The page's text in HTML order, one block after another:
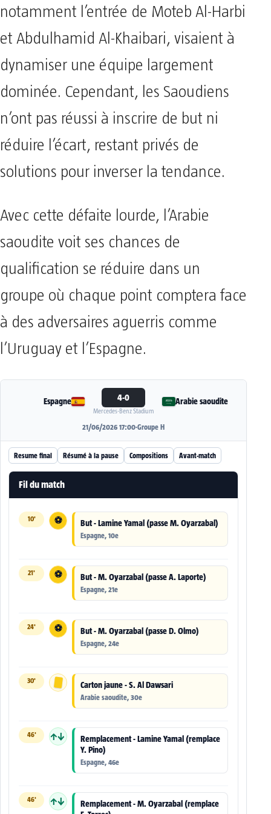
notamment l’entrée de Moteb Al-Harbi
et Abdulhamid Al-Khaibari, visaient à
dynamiser une équipe largement
dominée. Cependant, les Saoudiens
n’ont pas réussi à inscrire de but ni
réduire l’écart, restant privés de
solutions pour inverser la tendance.
Avec cette défaite lourde, l’Arabie
saoudite voit ses chances de
qualification se réduire dans un
groupe où chaque point comptera face
à des adversaires aguerris comme
l’Uruguay et l’Espagne.
Espagne 4-0
Mercedes-Benz Stadium
Arabie saoudite
21/06/2026 17:00·Groupe H
Resume final Résumé à la pause Compositions Avant-match
Fil du match
10' ⚽ But - Lamine Yamal (passe M. Oyarzabal)
Espagne, 10e
21' ⚽ But - M. Oyarzabal (passe A. Laporte)
Espagne, 21e
24' ⚽ But - M. Oyarzabal (passe D. Olmo)
Espagne, 24e
30' Carton jaune - S. Al Dawsari
Arabie saoudite, 30e
46' ↑↓
Remplacement - Lamine Yamal (remplace
Y. Pino)
Espagne, 46e
46' ↑↓
Remplacement - M. Oyarzabal (remplace